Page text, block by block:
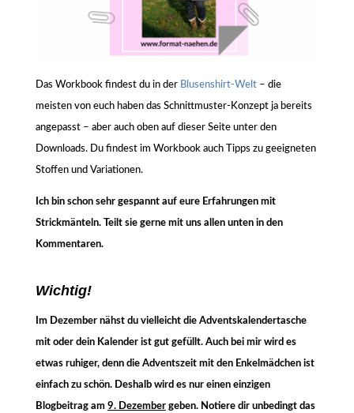
Das Workbook findest du in der Blusenshirt-Welt– die
meisten von euch haben das Schnittmuster-Konzept ja bereits
angepasst – aber auch oben auf dieser Seite unter den
Downloads. Du findest im Workbook auch Tipps zu geeigneten
Stoffen und Variationen.
Ich bin schon sehr gespannt auf eure Erfahrungen mit
Strickmänteln. Teilt sie gerne mit uns allen unten in den
Kommentaren.
Wichtig!
Im Dezember nähst du vielleicht die Adventskalendertasche
mit oder dein Kalender ist gut gefüllt. Auch bei mir wird es
etwas ruhiger, denn die Adventszeit mit den Enkelmädchen ist
einfach zu schön. Deshalb wird es nur einen einzigen
Blogbeitrag am 9. Dezembergeben. Notiere dir unbedingt das